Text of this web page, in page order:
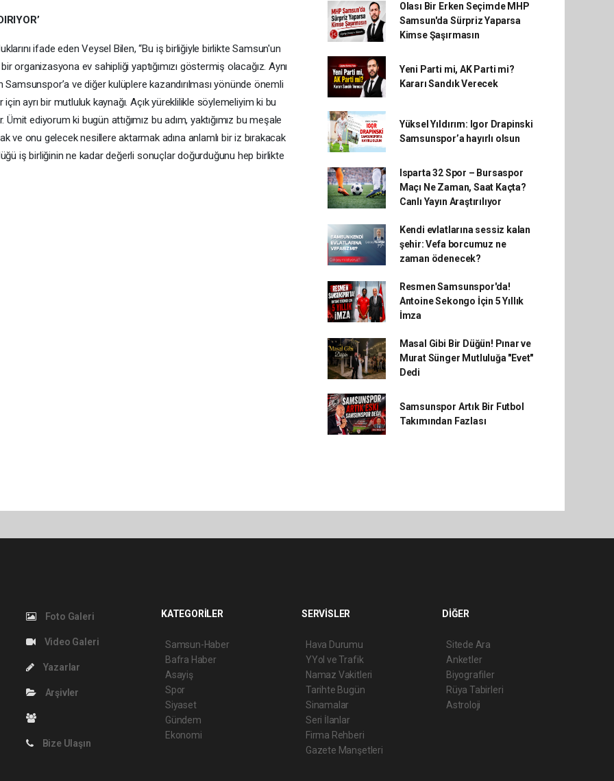
ifade eden Veysel Bilen, “Bu iş birliğiyle birlikte Samsun'un
organizasyona ev sahipliği yaptığımızı göstermiş olacağız. Aynı
ve diğer kulüplere kazandırılması yönünde önemli
için ayrı bir mutluluk kaynağı. Açık yüreklilikle söylemeliyim ki bu
ediyorum ki bugün attığımız bu adım, yaktığımız bu meşale
ve onu gelecek nesillere aktarmak adına anlamlı bir iz bırakacak
iş birliğinin ne kadar değerli sonuçlar doğurduğunu hep birlikte
Olası Bir Erken Seçimde MHP
Samsun'da Sürpriz Yaparsa
Kimse Şaşırmasın
Yeni Parti mi, AK Parti mi?
Kararı Sandık Verecek
Yüksel Yıldırım: Igor Drapinski
Samsunspor’a hayırlı olsun
Isparta 32 Spor – Bursaspor
Maçı Ne Zaman, Saat Kaçta?
Canlı Yayın Araştırılıyor
Kendi evlatlarına sessiz kalan
şehir: Vefa borcumuz ne
zaman ödenecek?
Resmen Samsunspor'da!
Antoine Sekongo İçin 5 Yıllık
İmza
Masal Gibi Bir Düğün! Pınar ve
Murat Sünger Mutluluğa "Evet"
Dedi
Samsunspor Artık Bir Futbol
Takımından Fazlası
Foto Galeri
Video Galeri
Yazarlar
Arşivler
Bize Ulaşın
KATEGORİLER
Samsun-Haber
Bafra Haber
Asayiş
Spor
Siyaset
Gündem
Ekonomi
SERVİSLER
Hava Durumu
YYol ve Trafik
Namaz Vakitleri
Tarihte Bugün
Sinamalar
Seri İlanlar
Firma Rehberi
Gazete Manşetleri
DİĞER
Sitede Ara
Anketler
Biyografiler
Rüya Tabirleri
Astroloji